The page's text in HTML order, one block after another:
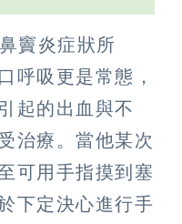
竇炎症狀所
呼吸更是常態，
起的出血與不
治療。當他某次
可用手指摸到塞
下定決心進行手